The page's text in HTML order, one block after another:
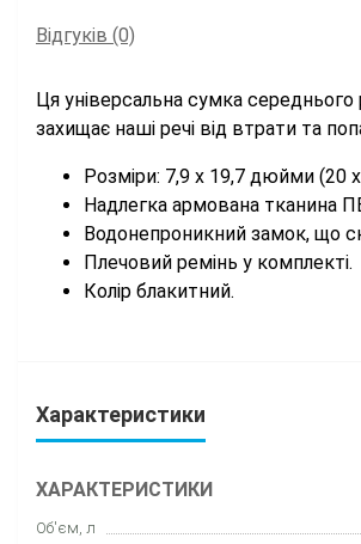
Відгуків (0)
Ця універсальна сумка середнього
захищає наші речі від втрати та
Розміри: 7,9 x 19,7 дюйми (20
Надлегка армована тканина
Водонепроникний замок, що
Плечовий ремінь у комплекті.
Колір блакитний.
Характеристики
ХАРАКТЕРИСТИКИ
Об'єм, л